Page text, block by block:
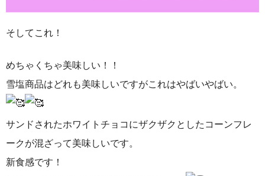
そしてこれ！
めちゃくちゃ美味しい！！
雪塩商品はどれも美味しいですがこれはやばいやばい。
サンドされたホワイトチョコにザクザクとしたコーンフレ
ークが混ざって美味しいです。
新食感です！